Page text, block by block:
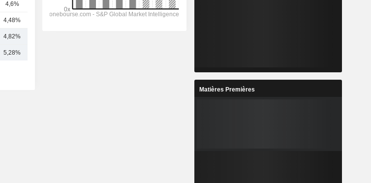
4,6%
4,48%
4,82%
5,28%
Matières Premières